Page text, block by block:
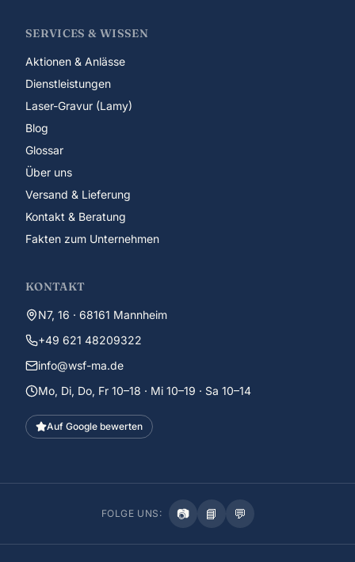
SERVICES & WISSEN
Aktionen & Anlässe
Dienstleistungen
Laser-Gravur (Lamy)
Blog
Glossar
Über uns
Versand & Lieferung
Kontakt & Beratung
Fakten zum Unternehmen
KONTAKT
N7, 16 · 68161 Mannheim
+49 621 48209322
info@wsf-ma.de
Mo, Di, Do, Fr 10–18 · Mi 10–19 · Sa 10–14
Auf Google bewerten
FOLGE UNS: 📷 📘 💬